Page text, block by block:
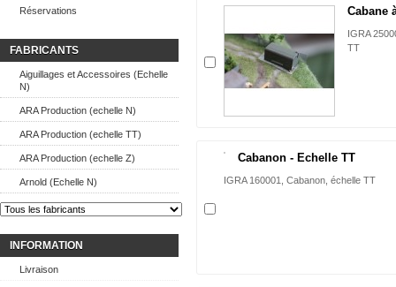
Réservations
FABRICANTS
Aiguillages et Accessoires (Echelle
N)
ARA Production (echelle N)
ARA Production (echelle TT)
ARA Production (echelle Z)
Arnold (Echelle N)
INFORMATION
Livraison
Cabane
IGRA
TT
Cabanon - Echelle TT
IGRA 160001, Cabanon, échelle TT